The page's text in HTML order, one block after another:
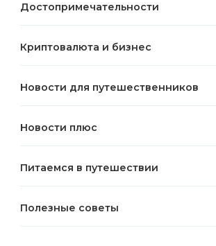
Достопримечательности
Криптовалюта и бизнес
Новости для путешественников
Новости плюс
Питаемся в путешествии
Полезные советы